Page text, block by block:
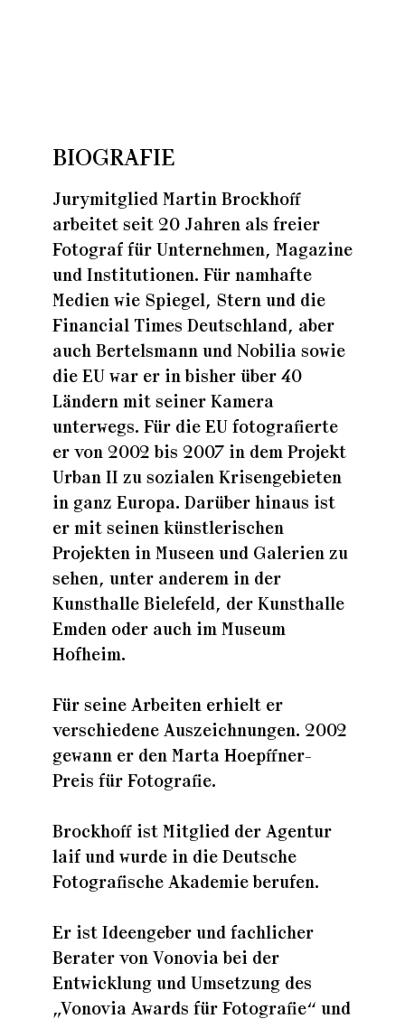
BIOGRAFIE
Jurymitglied Martin Brockhoff
arbeitet seit 20 Jahren als freier
Fotograf für Unternehmen, Magazine
und Institutionen. Für namhafte
Medien wie Spiegel, Stern und die
Financial Times Deutschland, aber
auch Bertelsmann und Nobilia sowie
die EU war er in bisher über 40
Ländern mit seiner Kamera
unterwegs. Für die EU fotografierte
er von 2002 bis 2007 in dem Projekt
Urban II zu sozialen Krisengebieten
in ganz Europa. Darüber hinaus ist
er mit seinen künstlerischen
Projekten in Museen und Galerien zu
sehen, unter anderem in der
Kunsthalle Bielefeld, der Kunsthalle
Emden oder auch im Museum
Hofheim.
Für seine Arbeiten erhielt er
verschiedene Auszeichnungen. 2002
gewann er den Marta Hoepffner-
Preis für Fotografie.
Brockhoff ist Mitglied der Agentur
laif und wurde in die Deutsche
Fotografische Akademie berufen.
Er ist Ideengeber und fachlicher
Berater von Vonovia bei der
Entwicklung und Umsetzung des
„Vonovia Awards für Fotografie“ und